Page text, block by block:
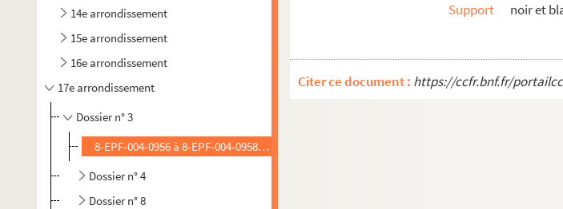
14e arrondissement
15e arrondissement
16e arrondissement
17e arrondissement
Dossier n° 3
8-EPF-004-0956 à 8-EPF-004-0958. Desprez, Edouard (Photographe) Paris. Mairie du XVIIe. La
Dossier n° 4
Dossier n° 8
Support
noir et
Citer ce document : https://ccfr.bnf.fr/